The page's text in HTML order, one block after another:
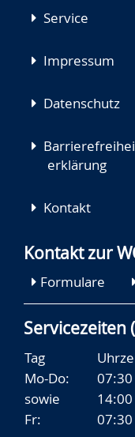
Service
Impressum
Datenschutz
erklärung
Kontakt
Kontakt zur
Formulare
Servicezeiten
Tag
Mo-Do:
sowie
Fr: